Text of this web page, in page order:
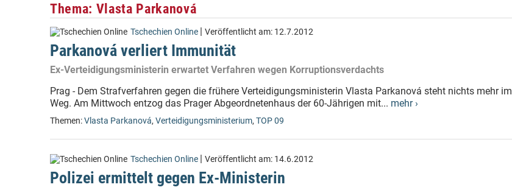
Thema: Vlasta Parkanová
Tschechien Online | Veröffentlicht am: 12.7.2012
Parkanová verliert Immunität
Ex-Verteidigungsministerin erwartet Verfahren wegen Korruptionsverdachts
Prag - Dem Strafverfahren gegen die frühere Verteidigungsministerin Vlasta Parkanová steht nichts mehr im
Weg. Am Mittwoch entzog das Prager Abgeordnetenhaus der 60-Jährigen mit... mehr ›
Themen:Vlasta Parkanová, Verteidigungsministerium, TOP 09
Tschechien Online | Veröffentlicht am: 14.6.2012
Polizei ermittelt gegen Ex-Ministerin